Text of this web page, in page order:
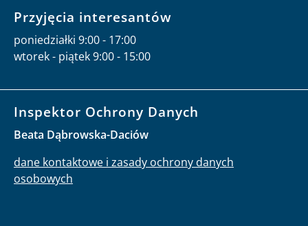
Przyjęcia interesantów
poniedziałki 9:00 - 17:00
wtorek - piątek 9:00 - 15:00
Inspektor Ochrony Danych
Beata Dąbrowska-Daciów
dane kontaktowe i zasady ochrony danych
osobowych